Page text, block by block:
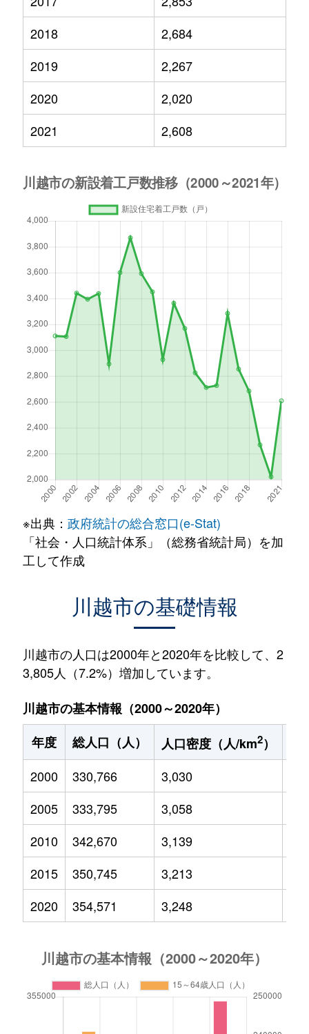
2018
2,684
2019
2,267
2020
2,020
2021
2,608
※出典： 政府統計の総合窓口(e-Stat)
「社会・人口統計体系」（総務省統計局）を加
工して作成
川越市の基礎情報
川越市の人口は2000年と2020年を比較して、2
3,805人（7.2%）増加しています。
川越市の基本情報（2000～2020年）
年度
総人口（人） 人口密度（人/km2）
2000
330,766 3,030
2005
333,795 3,058
2010
342,670 3,139
2015
350,745 3,213
2020
354,571 3,248